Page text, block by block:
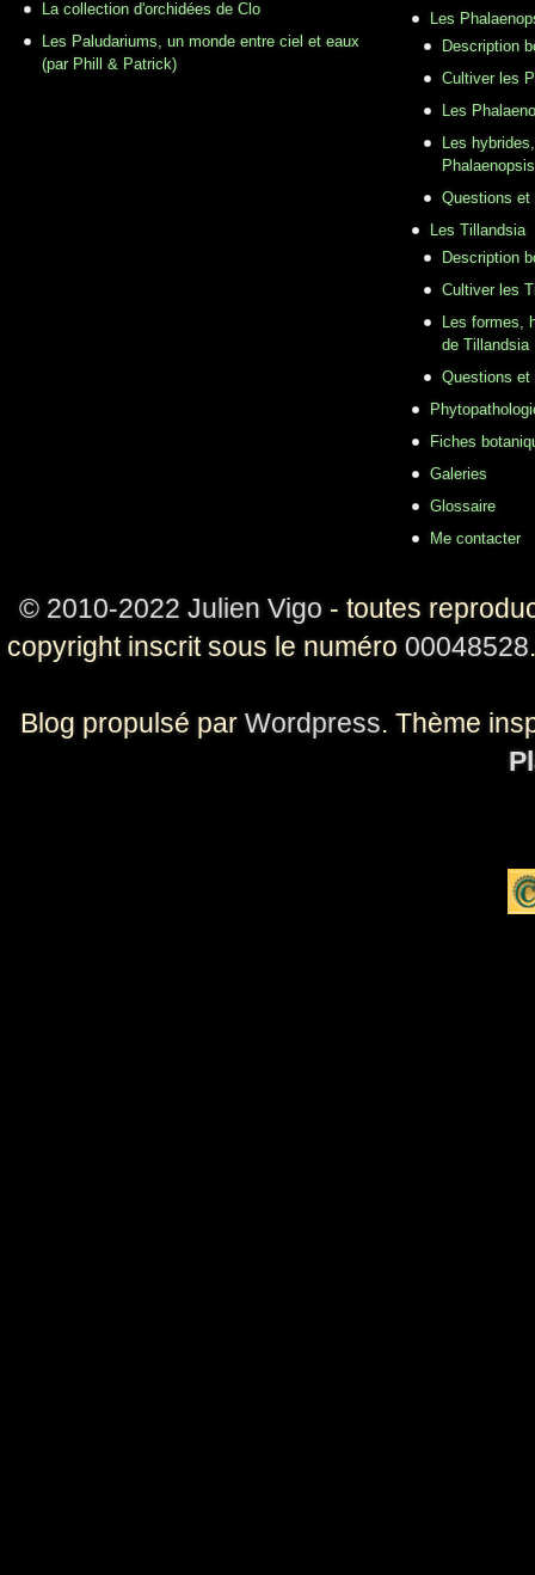
La collection d'orchidées de Clo
Les Paludariums, un monde entre ciel et eaux
(par Phill & Patrick)
Les
Description
Cultiver les
Les
Les
Phalaenopsis
Questions et
Les Tillandsia
Description
Cultiver les
Les formes,
de Tillandsia
Questions et
Fiches
Galeries
Glossaire
Me contacter
© 2010-2022 Julien Vigo - toutes
copyright inscrit sous le numéro 00048528
Blog propulsé par Wordpress. Thème